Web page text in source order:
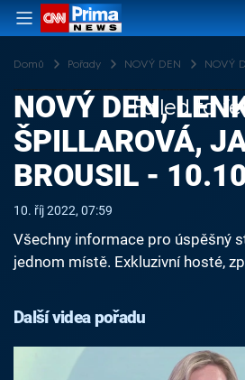
Domů Pořady NOVÝ DEN NOVÝ
Failed to
NOVÝ DEN,
ŠPILLAROVÁ,
BROUSIL -
10. říj 2022, 07:59
Všechny informace pro úspěšný
jednom místě. Exkluzivní hosté,
Další videa pořadu